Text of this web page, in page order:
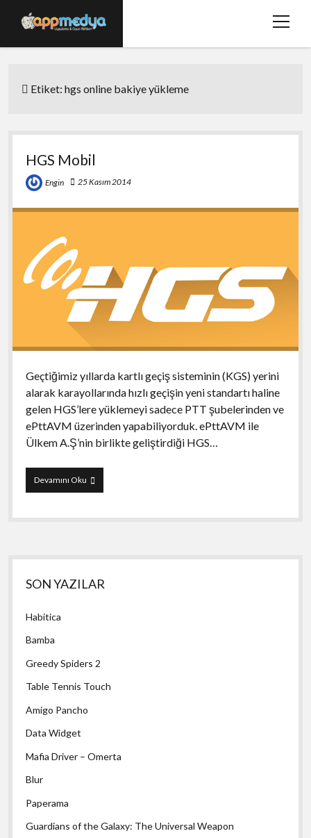
menüyü
Hakkımızda
twitterfacebook
Etiket:hgs online bakiye yükleme
HGS Mobil
Engin 25 Kasım 2014
Geçtiğimiz yıllarda kartlı geçiş sisteminin (KGS) yerini
alarak karayollarında hızlı geçişin yeni standartı haline
gelen HGS’lere yüklemeyi sadece PTT şubelerinden ve
ePttAVM üzerinden yapabiliyorduk. ePttAVM ile
Ülkem A.Ş’nin birlikte geliştirdiği HGS…
Devamını OkuHGS
Mobil
Yan
Menü
SON YAZILAR
Habitica
Bamba
Greedy Spiders 2
Table Tennis Touch
Amigo Pancho
Data Widget
Mafia Driver – Omerta
Blur
Paperama
Guardians of the Galaxy: The Universal Weapon